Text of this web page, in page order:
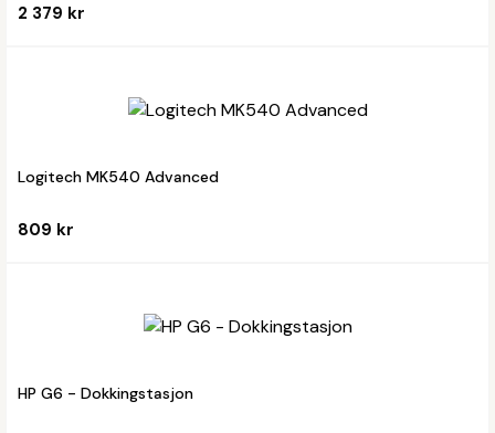
2 379 kr
Logitech MK540 Advanced
809 kr
HP G6 - Dokkingstasjon